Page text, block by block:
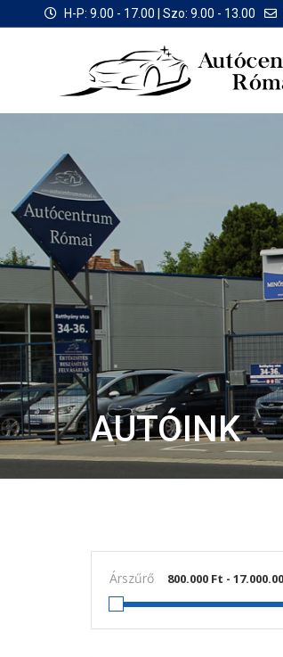
H-P: 9.00 - 17.00 | Szo: 9.00 - 13.00
AUTÓINK
Árszűrő